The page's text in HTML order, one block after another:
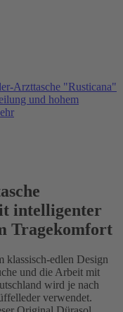
Arzttasche "Rusticana"
und hohem
intelligenter
Tragekomfort
klassisch-edlen Design
und die Arbeit mit
wird je nach
verwendet.